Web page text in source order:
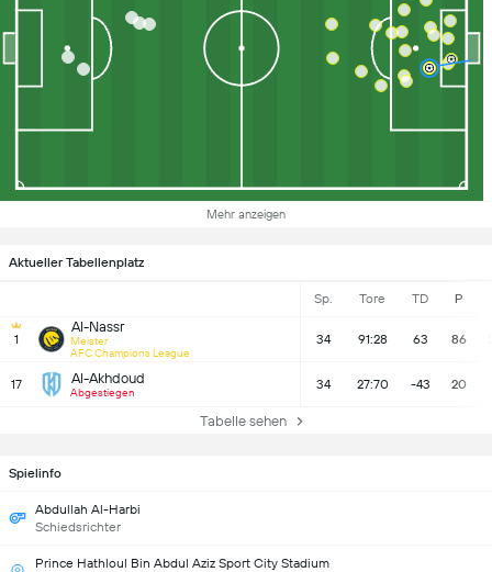
Mehr anzeigen
Aktueller Tabellenplatz
Sp. Tore TD P
1
Al-Nassr
Meister
AFC Champions League
34 91:28 63 86
17 Al-Akhdoud
Abgestiegen
34 27:70 -43 20
Tabelle sehen
Spielinfo
Abdullah Al-Harbi
Schiedsrichter
Prince Hathloul Bin Abdul Aziz Sport City Stadium